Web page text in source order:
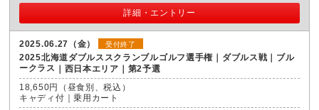
詳細・エントリー
2025.06.27（金） 受付終了
2025北海道ダブルススクランブルゴルフ選手権｜ダブルス戦｜ブル
ークラス
西日本エリア｜第2予選
18,650円（昼食別、税込）
キャディ付｜乗用カート